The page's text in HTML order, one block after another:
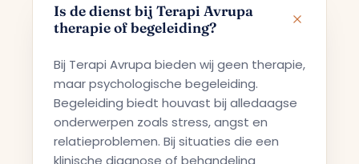
Is de dienst bij Terapi Avrupa
therapie of begeleiding?
Bij Terapi Avrupa bieden wij geen therapie,
maar psychologische begeleiding.
Begeleiding biedt houvast bij alledaagse
onderwerpen zoals stress, angst en
relatieproblemen. Bij situaties die een
klinische diagnose of behandeling